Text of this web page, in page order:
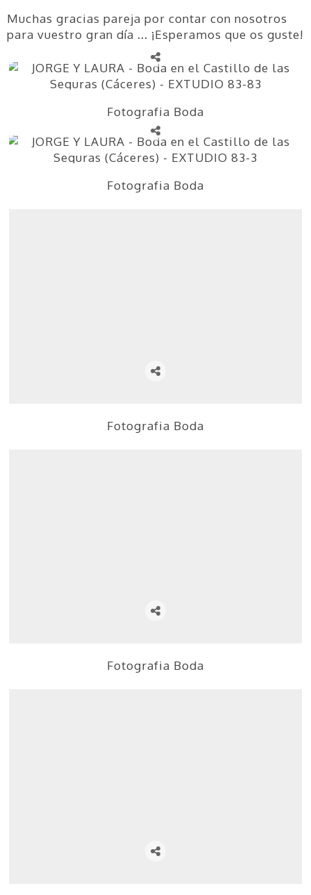
Muchas gracias pareja por contar con nosotros
para vuestro gran día ... ¡Esperamos que os guste!
Fotografia Boda
Fotografia Boda
Fotografia Boda
Fotografia Boda